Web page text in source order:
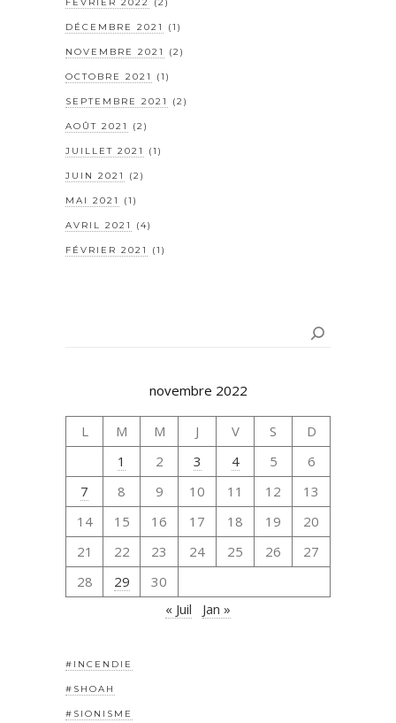
FÉVRIER 2022 (2)
DÉCEMBRE 2021 (1)
NOVEMBRE 2021 (2)
OCTOBRE 2021 (1)
SEPTEMBRE 2021 (2)
AOÛT 2021 (2)
JUILLET 2021 (1)
JUIN 2021 (2)
MAI 2021 (1)
AVRIL 2021 (4)
FÉVRIER 2021 (1)
novembre 2022
L M M J V S
D
1
2 3 4 5
6
7
8 9 10 11 12
13
14
15 16 17 18 19
20
21
22 23 24 25 26
27
28
29
30
« Juil
Jan »
#INCENDIE
#SHOAH
#SIONISME